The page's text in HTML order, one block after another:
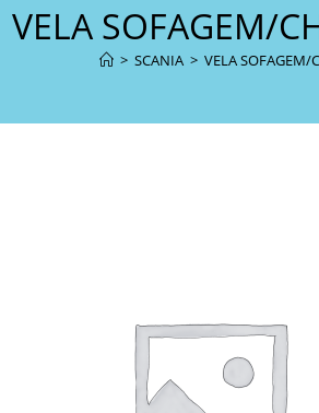
VELA SOFAGEM/
> SCANIA > VELA SOFAGEM/